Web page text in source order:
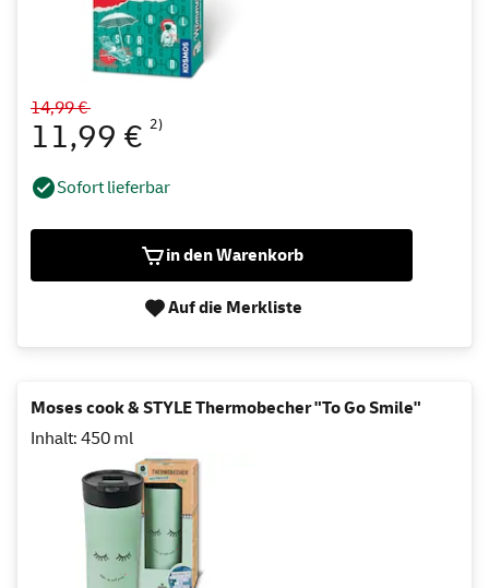
14,99 €
11,99 € 2)
Sofort lieferbar
in den Warenkorb
Auf die Merkliste
Moses cook & STYLE Thermobecher "To Go Smile"
Inhalt: 450 ml